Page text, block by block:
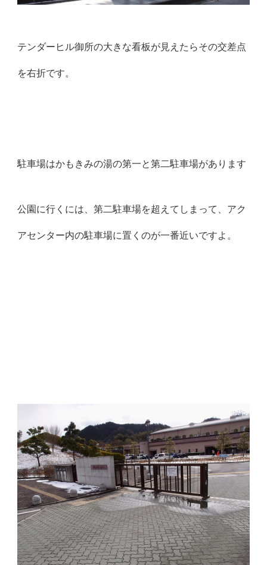
テンダーヒル御所の大きな看板が見えたらその交差点
を右折です。
駐車場はかもきみの湯の第一と第二駐車場があります
公園に行くには、第二駐車場を超えてしまって、アク
アセンター内の駐車場に置くのが一番近いですよ。